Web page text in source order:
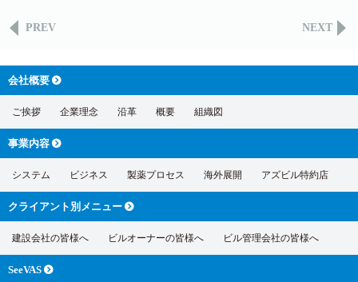
PREV NEXT
会社概要
ご挨拶 企業理念 沿革 概要 組織図
事業内容
システム ビジネス 製薬プロセス 海外展開 アズビル特約店
クライアント別 メニュー
建設会社の皆様へ ビルオーナーの皆様へ ビル管理会社の皆様へ
SeeVAS